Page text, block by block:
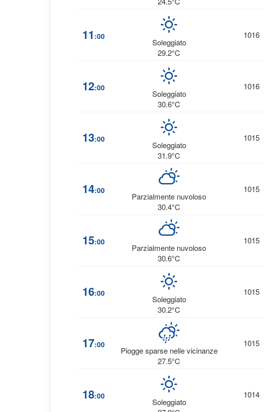
11 :00
Soleggiato
29.2°C
1016
12:00
Soleggiato
30.6°C
1016
13:00
Soleggiato
31.9°C
1015
14:00
Parzialmente nuvoloso
30.4°C
1015
15:00
Parzialmente nuvoloso
30.6°C
1015
16:00
Soleggiato
30.2°C
1015
17:00
Piogge sparse nelle vicinanze
27.5°C
1015
18:00
Soleggiato
1014